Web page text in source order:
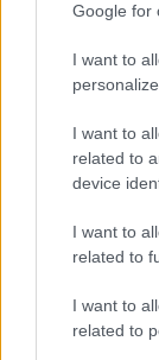
Google for
I want to
I want to
related to
device
I want to
related to
I want to
related to
attività
Marco Tessari · 3